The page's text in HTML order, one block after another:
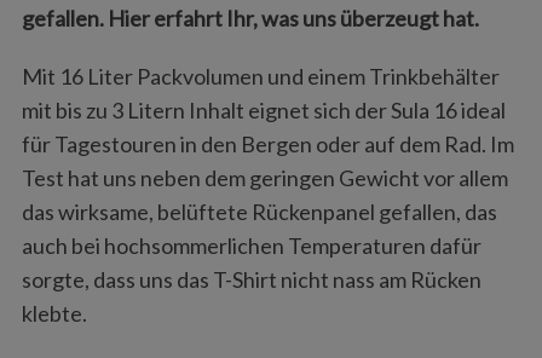
gefallen. Hier erfahrt Ihr, was uns überzeugt hat.
Mit 16 Liter Packvolumen und einem Trinkbehälter
mit bis zu 3 Litern Inhalt eignet sich der Sula 16 ideal
für Tagestouren in den Bergen oder auf dem Rad. Im
Test hat uns neben dem geringen Gewicht vor allem
das wirksame, belüftete Rückenpanel gefallen, das
auch bei hochsommerlichen Temperaturen dafür
sorgte, dass uns das T-Shirt nicht nass am Rücken
klebte.